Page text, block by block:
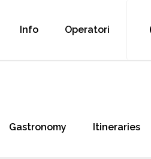
Info Operatori
Gastronomy Itineraries